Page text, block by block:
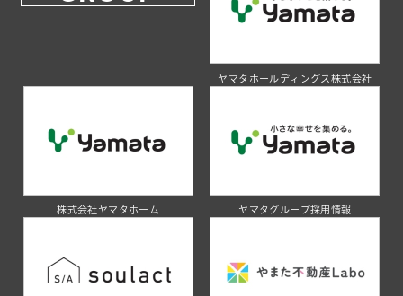
ヤマタホールディングス株式会社
株式会社ヤマタホーム ヤマタグループ採用情報